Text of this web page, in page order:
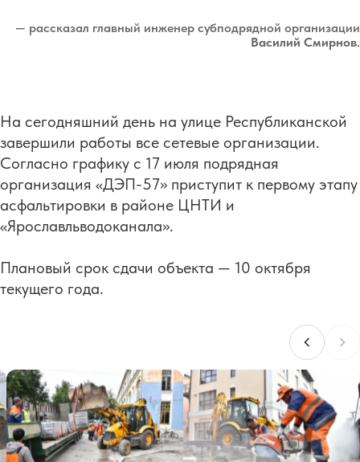
— рассказал главный инженер субподрядной организации
Василий Смирнов.
На сегодняшний день на улице Республиканской
завершили работы все сетевые организации.
Согласно графику с 17 июля подрядная
организация «ДЭП-57» приступит к первому этапу
асфальтировки в районе ЦНТИ и
«Ярославльводоканала».
Плановый срок сдачи объекта — 10 октября
текущего года.